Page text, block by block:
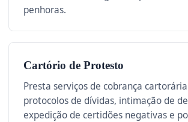
penhoras.
Cartório de Protesto
Presta serviços de cobrança
protocolos de dívidas, intimação de
expedição de certidões negativas e